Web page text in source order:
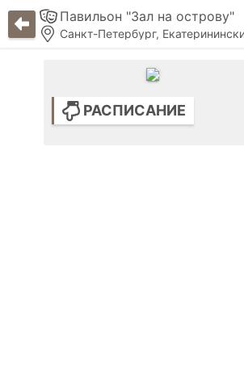
Павильон "Зал на острову"
Санкт-Петербург,
РАСПИСАНИЕ